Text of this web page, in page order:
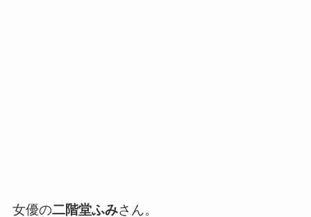
女優の二階堂ふみさん。